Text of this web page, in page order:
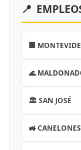
📍
🏢
🌊
🏛️ SAN JOSÉ
🚜 CANELONES